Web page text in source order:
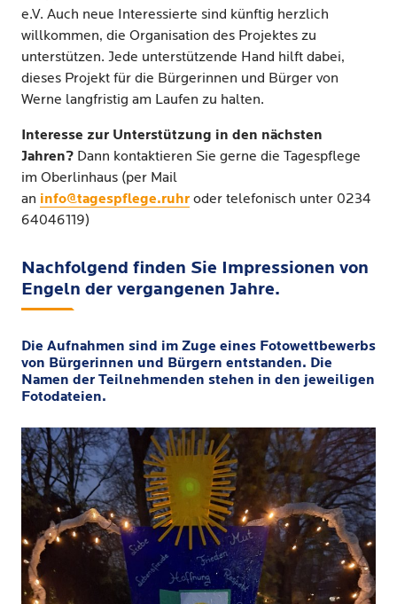
e.V. Auch neue Interessierte sind künftig herzlich
willkommen, die Organisation des Projektes zu
unterstützen. Jede unterstützende Hand hilft dabei,
dieses Projekt für die Bürgerinnen und Bürger von
Werne langfristig am Laufen zu halten.
Interesse zur Unterstützung in den nächsten
Jahren? Dann kontaktieren Sie gerne die Tagespflege
im Oberlinhaus (per Mail
an info@tagespflege.ruhr oder telefonisch unter 0234
64046119)
Nachfolgend finden Sie Impressionen von
Engeln der vergangenen Jahre.
Die Aufnahmen sind im Zuge eines Fotowettbewerbs
von Bürgerinnen und Bürgern entstanden. Die
Namen der Teilnehmenden stehen in den jeweiligen
Fotodateien.